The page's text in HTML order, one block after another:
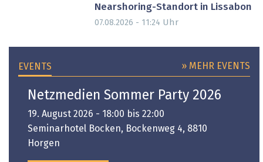
Nearshoring-Standort in Lissabon
07.08.2026 - 11:24 Uhr
EVENTS » MEHR EVENTS
Netzmedien Sommer Party 2026
19. August 2026 - 18:00 bis 22:00
Seminarhotel Bocken, Bockenweg 4, 8810
Horgen